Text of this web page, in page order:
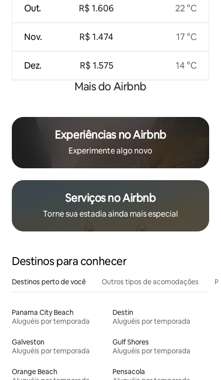
Out.
Nov.
Dez.
R$ 1.606
R$ 1.474
R$ 1.575
22 °C
17 °C
14 °C
Mais do Airbnb
Experiências no Airbnb
Experimente algo novo
Serviços no Airbnb
Torne sua estadia ainda mais especial
Destinos para conhecer
Destinos perto de você Outros tipos de acomodações
Panama City Beach
Aluguéis por temporada
Destin
Aluguéis por temporada
Galveston
Aluguéis por temporada
Gulf Shores
Aluguéis por temporada
Orange Beach
Pensacola